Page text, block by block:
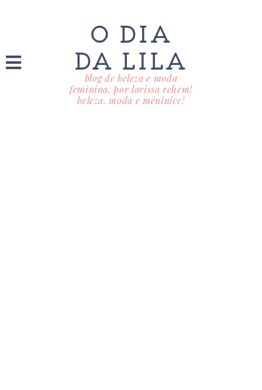
O DIA
DA LILA
blog de beleza e moda
feminina, por larissa rehem!
beleza, moda e meninice!